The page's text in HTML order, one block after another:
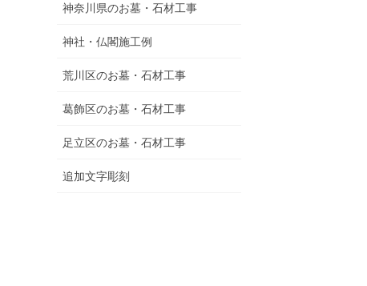
神奈川県のお墓・石材工事
神社・仏閣施工例
荒川区のお墓・石材工事
葛飾区のお墓・石材工事
足立区のお墓・石材工事
追加文字彫刻